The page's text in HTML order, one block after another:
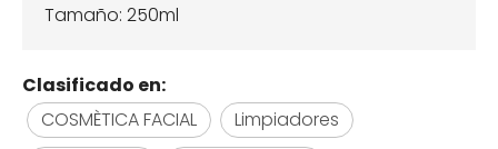
Tamaño: 250ml
Clasificado en:
COSMÈTICA FACIAL
Limpiadores